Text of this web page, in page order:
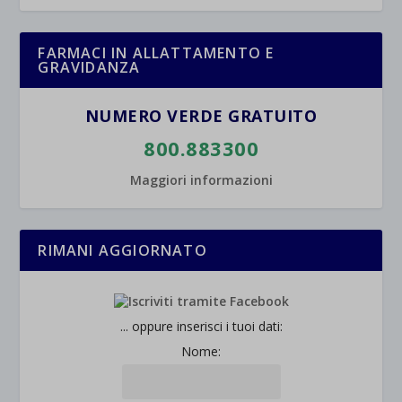
FARMACI IN ALLATTAMENTO E
GRAVIDANZA
NUMERO VERDE GRATUITO
800.883300
Maggiori informazioni
RIMANI AGGIORNATO
... oppure inserisci i tuoi dati:
Nome:
wpc*